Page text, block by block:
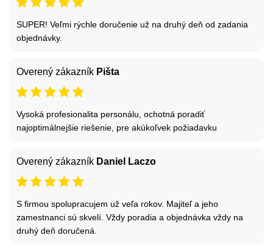
SUPER! Veľmi rýchle doručenie už na druhý deň od zadania
objednávky.
Overený zákazník Pišta
Vysoká profesionalita personálu, ochotná poradiť
najoptimálnejšie riešenie, pre akúkoľvek požiadavku
Overený zákazník Daniel Laczo
S firmou spolupracujem už veľa rokov. Majiteľ a jeho
zamestnanci sú skvelí. Vždy poradia a objednávka vždy na
druhý deň doručená.